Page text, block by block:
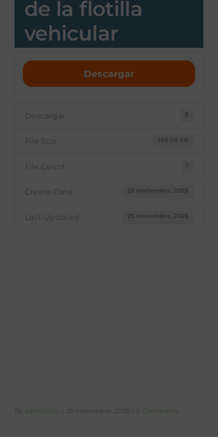
de la flotilla
vehicular
Descargar
Descargar 3
File Size 149.08 KB
File Count 1
Create Date 25 noviembre, 2025
Last Updated 25 noviembre, 2025
By admUNGL 25 noviembre, 2025 0 Comments